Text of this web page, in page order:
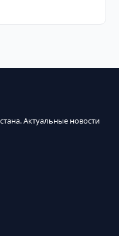
Актуальные новости